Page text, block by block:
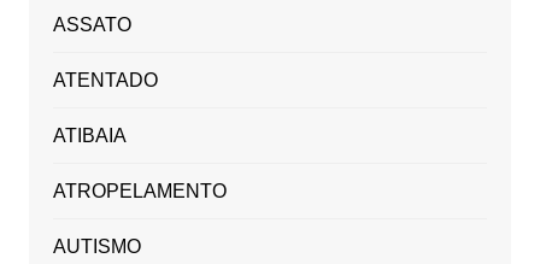
ASSATO
ATENTADO
ATIBAIA
ATROPELAMENTO
AUTISMO